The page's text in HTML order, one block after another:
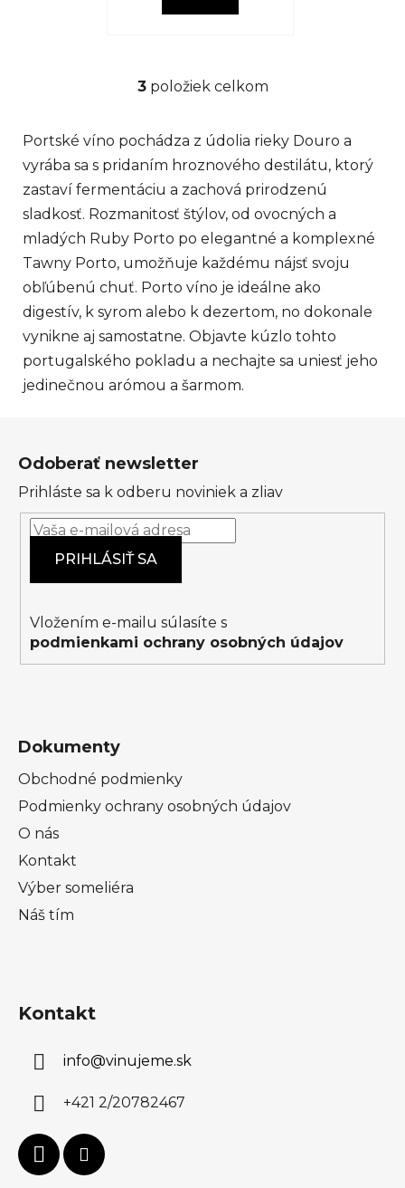
O
l
d
a
c
i
e
p
r
v
k
y
ý
3položiek celkom
Portské víno pochádza z údolia rieky Douro a
vyrába sa s pridaním hroznového destilátu, ktorý
zastaví fermentáciu a zachová prirodzenú
sladkosť. Rozmanitosť štýlov, od ovocných a
mladých Ruby Porto po elegantné a komplexné
Tawny Porto, umožňuje každému nájsť svoju
obľúbenú chuť. Porto víno je ideálne ako
digestív, k syrom alebo k dezertom, no dokonale
vynikne aj samostatne. Objavte kúzlo tohto
portugalského pokladu a nechajte sa uniesť jeho
jedinečnou arómou a šarmom.
Odoberať newsletter
Prihláste sa k odberu noviniek a zliav
PRIHLÁSIŤ SA
Vložením e-mailu súlasíte s
podmienkami ochrany osobných údajov
Dokumenty
Obchodné podmienky
Podmienky ochrany osobných údajov
O nás
Kontakt
Výber someliéra
Náš tím
Kontakt
info@vinujeme.sk
+421 2/20782467